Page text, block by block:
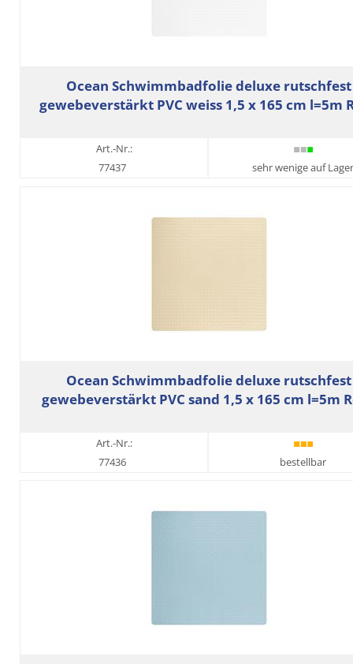
Ocean Schwimmbadfolie deluxe rutschfest
gewebeverstärkt PVC weiss 1,5 x 165 cm l=5m
Art.-Nr.:
77437
sehr wenige auf Lager
Ocean Schwimmbadfolie deluxe rutschfest
gewebeverstärkt PVC sand 1,5 x 165 cm l=5m
Art.-Nr.:
77436
bestellbar